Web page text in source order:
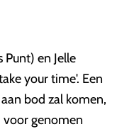
Punt) en Jelle
your time'. Een
bod zal komen,
voor genomen